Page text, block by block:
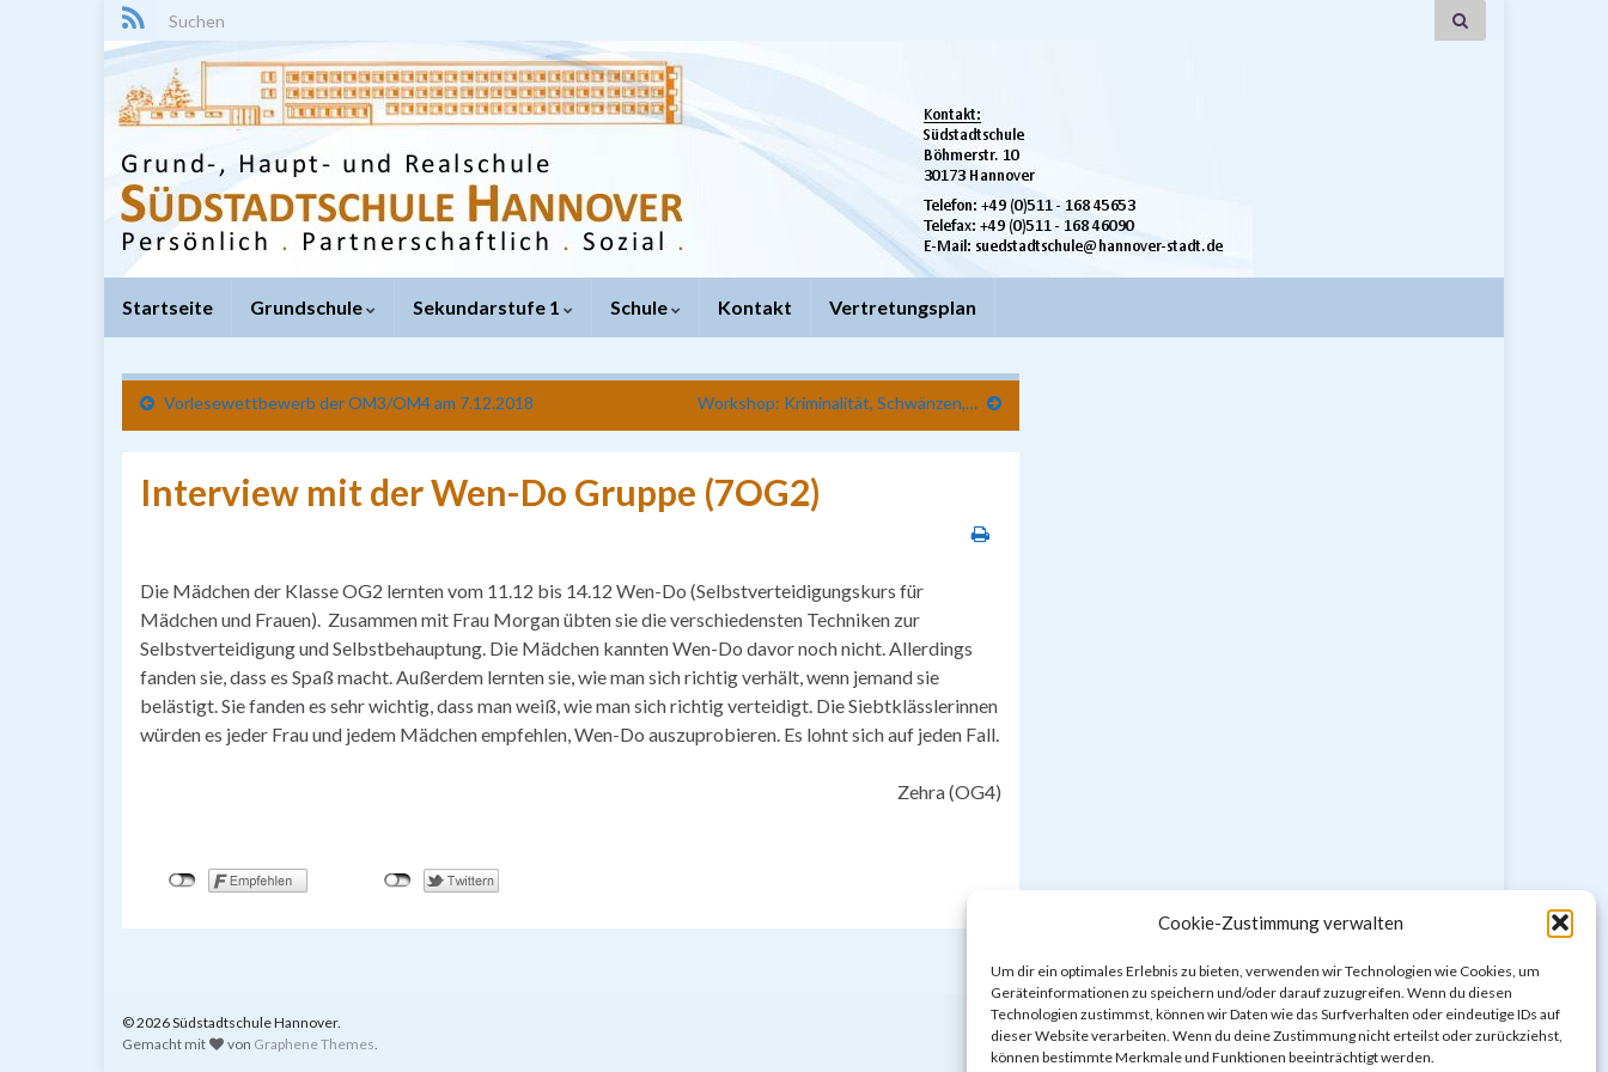
Cookie-Zustimmung verwalten
Um dir ein optimales Erlebnis zu bieten, verwenden wir Technologien wie Cookies, um
Geräteinformationen zu speichern und/oder darauf zuzugreifen. Wenn du diesen
Technologien zustimmst, können wir Daten wie das Surfverhalten oder eindeutige IDs auf
dieser Website verarbeiten. Wenn du deine Zustimmung nicht erteilst oder zurückziehst,
können bestimmte Merkmale und Funktionen beeinträchtigt werden.
Search for:
Startseite Grundschule Sekundarstufe 1 Schule Kontakt Vertretungsplan
Vorlesewettbewerb der OM3/OM4 am 7.12.2018 Workshop: Kriminalität, Schwänzen,…
Interview mit der Wen-Do Gruppe (7OG2)
Die Mädchen der Klasse OG2 lernten vom 11.12 bis 14.12 Wen-Do (Selbstverteidigungskurs für
Mädchen und Frauen). Zusammen mit Frau Morgan übten sie die verschiedensten Techniken zur
Selbstverteidigung und Selbstbehauptung. Die Mädchen kannten Wen-Do davor noch nicht. Allerdings
fanden sie, dass es Spaß macht. Außerdem lernten sie, wie man sich richtig verhält, wenn jemand sie
belästigt. Sie fanden es sehr wichtig, dass man weiß, wie man sich richtig verteidigt. Die Siebtklässlerinnen
würden es jeder Frau und jedem Mädchen empfehlen, Wen-Do auszuprobieren. Es lohnt sich auf jeden Fall.
Zehra (OG4)
Impressum & Datenschutzerklärung
Cookie-Richtlinie (EU)
© 2026 Südstadtschule Hannover.
Gemacht mit
von Graphene Themes.